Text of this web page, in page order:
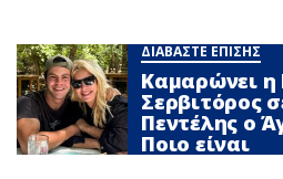
ΔΙΑΒΑΣΤΕ ΕΠΙΣΗΣ
Καμαρώνει η
Σερβιτόρος
Πεντέλης ο
Ποιο είναι